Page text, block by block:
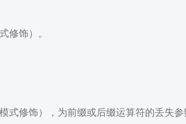
修饰）。
式修饰），为前缀或后缀运算符的丢失参